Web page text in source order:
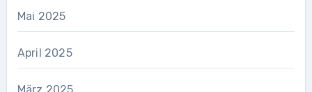
Mai 2025
April 2025
März 2025